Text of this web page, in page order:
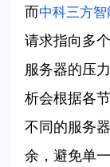
而中科三方
请求指向多
服务器的压
析会根据各
不同的服务
余，避免单